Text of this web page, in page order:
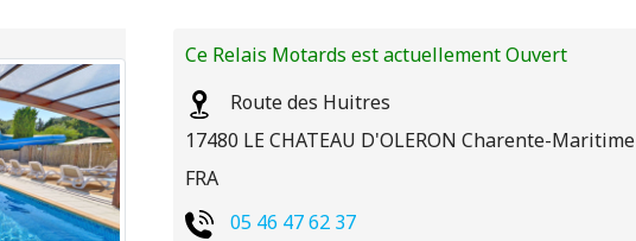
Ce Relais Motards est actuellement Ouvert
Route des Huitres
17480 LE CHATEAU D'OLERON Charente-Maritime
FRA
05 46 47 62 37